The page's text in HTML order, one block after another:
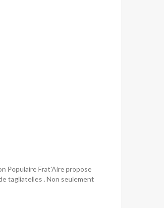
Populaire Frat'Aire propose
tagliatelles . Non seulement